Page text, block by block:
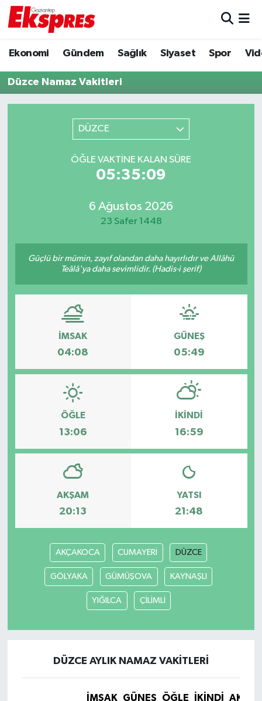
Ekonomi Gündem Sağlık Siyaset Spor
Düzce Namaz Vakitleri
DÜZCE
ÖĞLE VAKTINE KALAN SÜRE
05:35:09
6 Ağustos 2026
23 Safer 1448
Güçlü bir mümin, zayıf olandan daha hayırlıdır ve Allâhü
Teâlâ'ya daha sevimlidir. (Hadis-i şerif)
İMSAK
04:08
GÜNEŞ
05:49
ÖĞLE
13:06
İKINDI
16:59
AKŞAM
20:13
YATSI
21:48
AKÇAKOCA CUMAYERİ DÜZCE
GÖLYAKA GÜMÜŞOVA KAYNAŞLI
YIĞILCA ÇİLİMLİ
DÜZCE AYLIK NAMAZ VAKITLERI
İMSAK GÜNEŞ ÖĞLE İKINDI
Ekonomi
Gaziantep son dakika
Gündem
Magazin
Müzik
Sağlık
Sinemalar
Siyaset
Teknoloji
Video Haber
Yaşam
Trafik Durumu
Puan Durumu ve Fikstür
Tüm Manşetler
Son Dakika Haberleri